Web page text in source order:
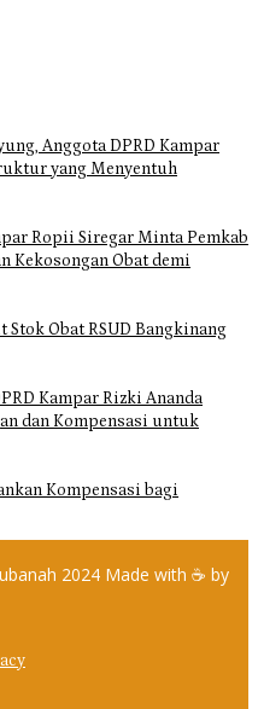
Anggota DPRD Kampar
yang Menyentuh
Ropii Siregar Minta Pemkab
Kekosongan Obat demi
Stok Obat RSUD Bangkinang
Kampar Rizki Ananda
dan Kompensasi untuk
Kompensasi bagi
2024 Made with ☕ by